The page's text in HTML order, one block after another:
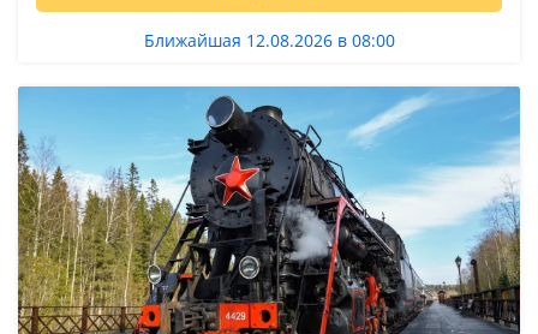
Ближайшая 12.08.2026 в 08:00